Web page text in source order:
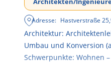
Adresse: Hastverstraße 25,
Architektur:
Umbau und Konversion
Schwerpunkte: Wohnen